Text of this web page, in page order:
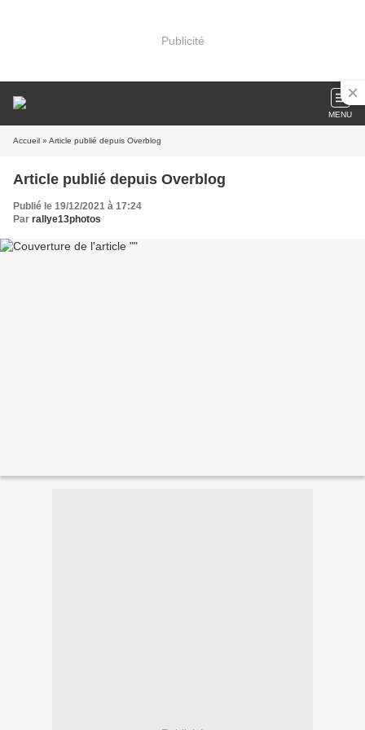
Publicité
MENU
Accueil » Article publié depuis Overblog
Article publié depuis Overblog
Publié le 19/12/2021 à 17:24
Par rallye13photos